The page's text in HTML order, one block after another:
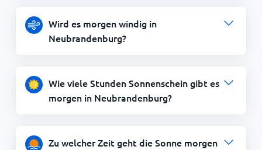
Wird es morgen windig in
Neubrandenburg?
Wie viele Stunden Sonnenschein gibt es
morgen in Neubrandenburg?
Zu welcher Zeit geht die Sonne morgen